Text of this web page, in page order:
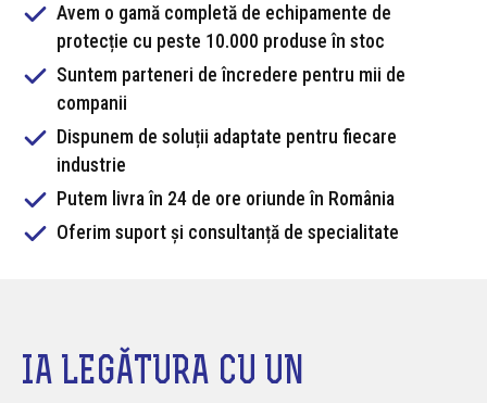
Avem o gamă completă de echipamente de
protecție cu peste 10.000 produse în stoc
Suntem parteneri de încredere pentru mii de
companii
Dispunem de soluții adaptate pentru fiecare
industrie
Putem livra în 24 de ore oriunde în România
Oferim suport și consultanță de specialitate
IA LEGĂTURA CU UN